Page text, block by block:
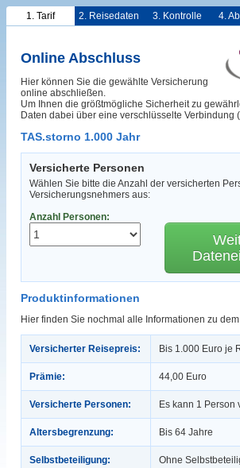
1. Tarif 2. Reisedaten 3. Kontrolle 4.
Online Abschluss
Hier können Sie die gewählte Versicherung
online abschließen.
Um Ihnen die größtmögliche Sicherheit zu
Daten dabei über eine verschlüsselte Verbindung
TAS.storno 1.000 Jahr
Versicherte Personen
Wählen Sie bitte die Anzahl der versicherten
Versicherungsnehmers aus:
Anzahl Personen:
Produktinformationen
Hier finden Sie nochmal alle Informationen zu
Versicherter Reisepreis: Bis 1.000 Euro je
Prämie: 44,00 Euro
Versicherte Personen: Es kann 1 Person
Altersbegrenzung: Bis 64 Jahre
Selbstbeteiligung: Ohne